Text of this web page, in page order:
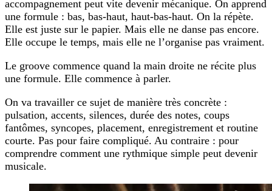
accompagnement peut vite devenir mécanique. On apprend
une formule : bas, bas-haut, haut-bas-haut. On la répète.
Elle est juste sur le papier. Mais elle ne danse pas encore.
Elle occupe le temps, mais elle ne l’organise pas vraiment.
Le groove commence quand la main droite ne récite plus
une formule. Elle commence à parler.
On va travailler ce sujet de manière très concrète :
pulsation, accents, silences, durée des notes, coups
fantômes, syncopes, placement, enregistrement et routine
courte. Pas pour faire compliqué. Au contraire : pour
comprendre comment une rythmique simple peut devenir
musicale.